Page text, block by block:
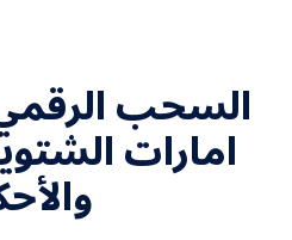
السحب
امارات